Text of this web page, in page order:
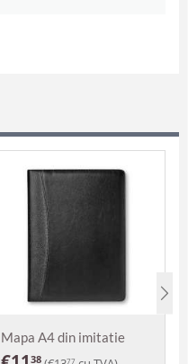
Mapa A4 din imitatie
piele Peyto
38 77